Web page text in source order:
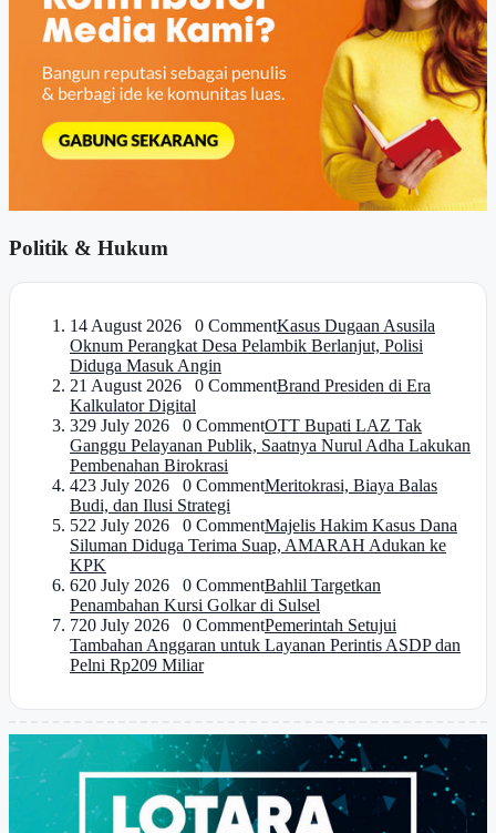
Politik & Hukum
14 August 2026 0 CommentKasus Dugaan Asusila
Oknum Perangkat Desa Pelambik Berlanjut, Polisi
Diduga Masuk Angin
21 August 2026 0 CommentBrand Presiden di Era
Kalkulator Digital
329 July 2026 0 CommentOTT Bupati LAZ Tak
Ganggu Pelayanan Publik, Saatnya Nurul Adha Lakukan
Pembenahan Birokrasi
423 July 2026 0 CommentMeritokrasi, Biaya Balas
Budi, dan Ilusi Strategi
522 July 2026 0 CommentMajelis Hakim Kasus Dana
Siluman Diduga Terima Suap, AMARAH Adukan ke
KPK
620 July 2026 0 CommentBahlil Targetkan
Penambahan Kursi Golkar di Sulsel
720 July 2026 0 CommentPemerintah Setujui
Tambahan Anggaran untuk Layanan Perintis ASDP dan
Pelni Rp209 Miliar